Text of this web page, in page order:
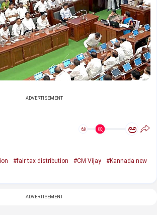
ADVERTISEMENT
ಅ ಅ
#fair tax distribution #CM Vijay
#Kannada new
ADVERTISEMENT